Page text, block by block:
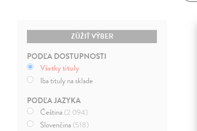
ZÚŽIŤ VÝBER
PODĽA DOSTUPNOSTI
Všetky tituly
Iba tituly na sklade
PODĽA JAZYKA
Čeština(2 094)
Slovenčina(518)